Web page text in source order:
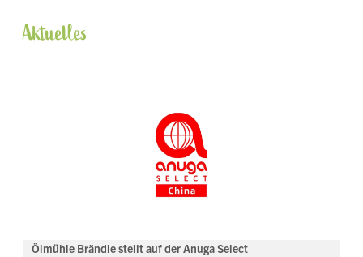
Aktuelles
Ölmühle Brändle stellt auf der Anuga Select